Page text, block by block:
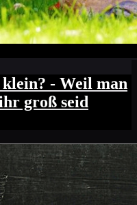
- Weil man
groß seid